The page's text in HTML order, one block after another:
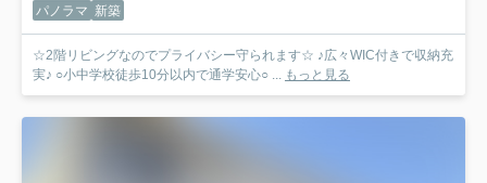
パノラマ 新築
☆2階リビングなのでプライバシー守られます☆ ♪広々WIC付きで収納充
実♪ ○小中学校徒歩10分以内で通学安心○ ... もっと見る